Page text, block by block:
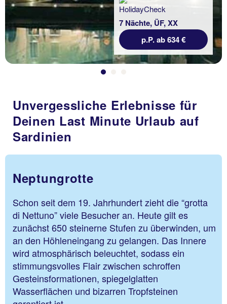
7 Nächte, ÜF, XX
p.P. ab 634 €
Unvergessliche Erlebnisse für
Deinen Last Minute Urlaub auf
Sardinien
Neptungrotte
Schon seit dem 19. Jahrhundert zieht die “grotta
di Nettuno” viele Besucher an. Heute gilt es
zunächst 650 steinerne Stufen zu überwinden, um
an den Höhleneingang zu gelangen. Das Innere
wird atmosphärisch beleuchtet, sodass ein
stimmungsvolles Flair zwischen schroffen
Gesteinsformationen, spiegelglatten
Wasserflächen und bizarren Tropfsteinen